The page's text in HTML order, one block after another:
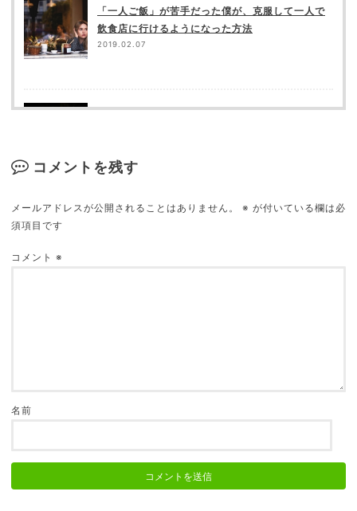
「一人ご飯」が苦手だった僕が、克服して一人で
飲食店に行けるようになった方法
2019.02.07
コメントを残す
メールアドレスが公開されることはありません。 ※ が付いている欄は必
須項目です
コメント ※
名前